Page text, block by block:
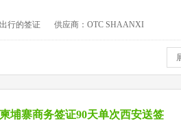
出行的签证 供应商：OTC SHAANXI
柬埔寨商务签证90天单次西安送签